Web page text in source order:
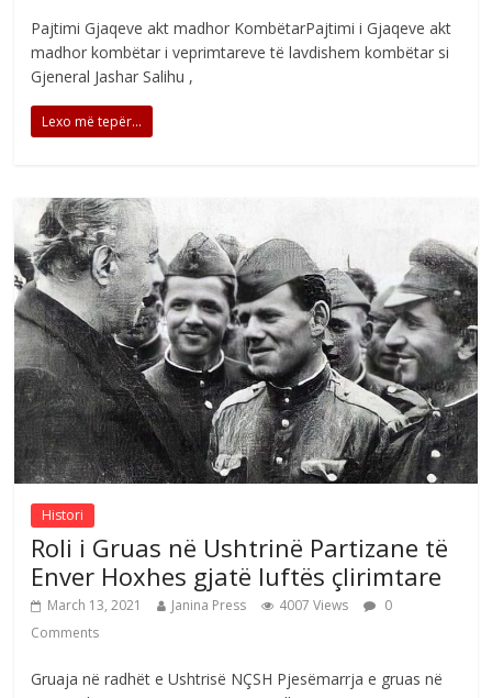
Pajtimi Gjaqeve akt madhor KombëtarPajtimi i Gjaqeve akt
madhor kombëtar i veprimtareve të lavdishem kombëtar si
Gjeneral Jashar Salihu ,
Lexo më tepër...
Histori
Roli i Gruas në Ushtrinë Partizane të
Enver Hoxhes gjatë luftës çlirimtare
March 13, 2021 Janina Press 4007 Views
0
Comments
Gruaja në radhët e Ushtrisë NÇSH Pjesëmarrja e gruas në